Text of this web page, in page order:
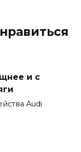
и с
Audi